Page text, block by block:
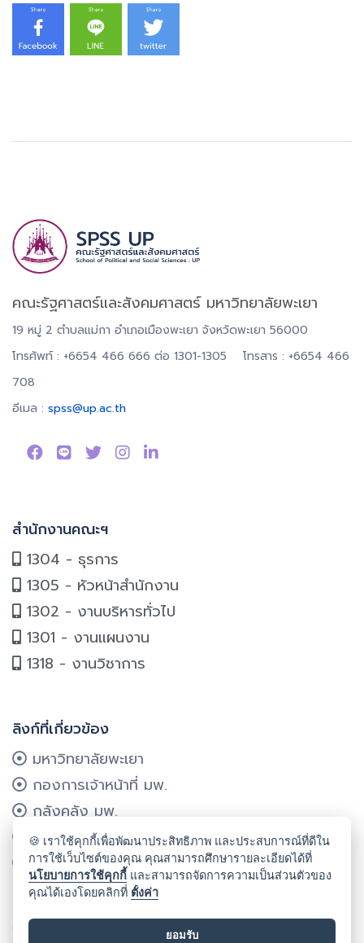
คณะรัฐศาสตร์และสังคมศาสตร์ มหาวิทยาลัยพะเยา
19 หมู่ 2 ตำบลแม่กา อำเภอเมืองพะเยา จังหวัดพะเยา 56000
โทรศัพท์ : +6654 466 666 ต่อ 1301-1305 โทรสาร : +6654 466
708
อีเมล : spss@up.ac.th
สำนักงานคณะฯ
1304 - ธุรการ
1305 - หัวหน้าสำนักงาน
1302 - งานบริหารทั่วไป
1301 - งานแผนงาน
1318 - งานวิชาการ
ลิงก์ที่เกี่ยวข้อง
มหาวิทยาลัยพะเยา
กองการเจ้าหน้าที่ มพ.
กลังคลัง มพ.
กองแผนงาน มพ.
ศูนย์บริการเทคโนโลยีฯ มพ.
ลิขสิทธิ์ © 2024 คณะรัฐศาสตร์และสังคมศาสตร์ มหาวิทยาลัยพะเยา
🍪 เราใช้คุกกี้เพื่อพัฒนาประสิทธิภาพ และประสบการณ์ที่ดีใน
การใช้เว็บไซต์ของคุณ คุณสามารถศึกษารายละเอียดได้ที่
นโยบายการใช้คุกกี้ และสามารถจัดการความเป็นส่วนตัวของ
คุณได้เองโดยคลิกที่ ตั้งค่า
ยอมรับ